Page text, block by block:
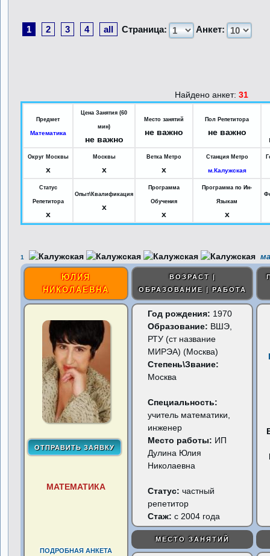
1 2 3 4 all Страница: Анкет:
Найдено анкет: 31
Предмет
Математика
Цена Занятия (60
мин)
не важно
Место занятий
не важно
Пол Репетитора
не важно
Округ Москвы
x
Москвы
x
Ветка Метро
x
Станция Метро
м.Калужская
Статус
Репетитора
x
Опыт\Квалификация
x
Программа
Обучения
x
Программа по Ин-
Языкам
x
1
ЮЛИЯ
НИКОЛАЕВНА
ВОЗРАСТ |
ОБРАЗОВАНИЕ | РАБОТА
МАТЕМАТИКА
ПОДРОБНАЯ АНКЕТА
Год рождения: 1970
Образование: ВШЭ,
РТУ (ст название
МИРЭА) (Москва)
Степень\Звание:
Москва
Специальность:
учитель математики,
инженер
Место работы: ИП
Дулина Юлия
Николаевна
Статус:частный
репетитор
Стаж: с 2004 года
МЕСТО ЗАНЯТИЙ